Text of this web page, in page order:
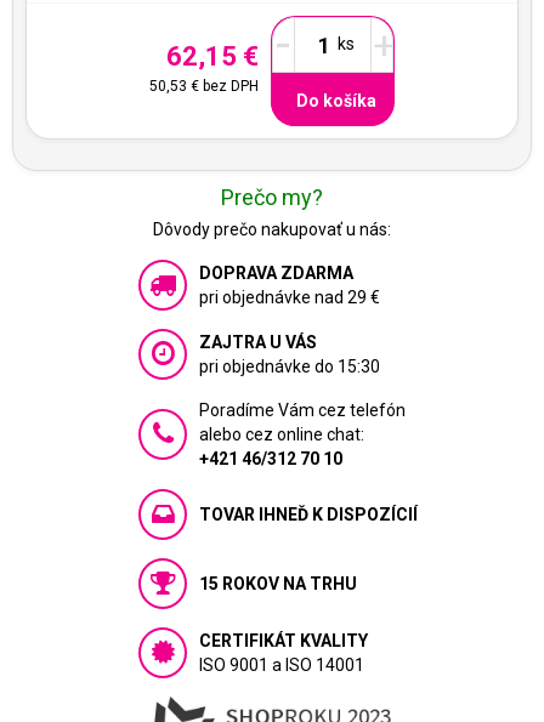
62,15 €
50,53 € bez DPH
- +
Do košíka
Prečo my?
Dôvody prečo nakupovať u nás:
DOPRAVA ZDARMA
pri objednávke nad 29 €
ZAJTRA U VÁS
pri objednávke do 15:30
Poradíme Vám cez telefón
alebo cez online chat:
+421 46/312 70 10
TOVAR IHNEĎ K DISPOZÍCIÍ
15 ROKOV NA TRHU
CERTIFIKÁT KVALITY
ISO 9001 a ISO 14001